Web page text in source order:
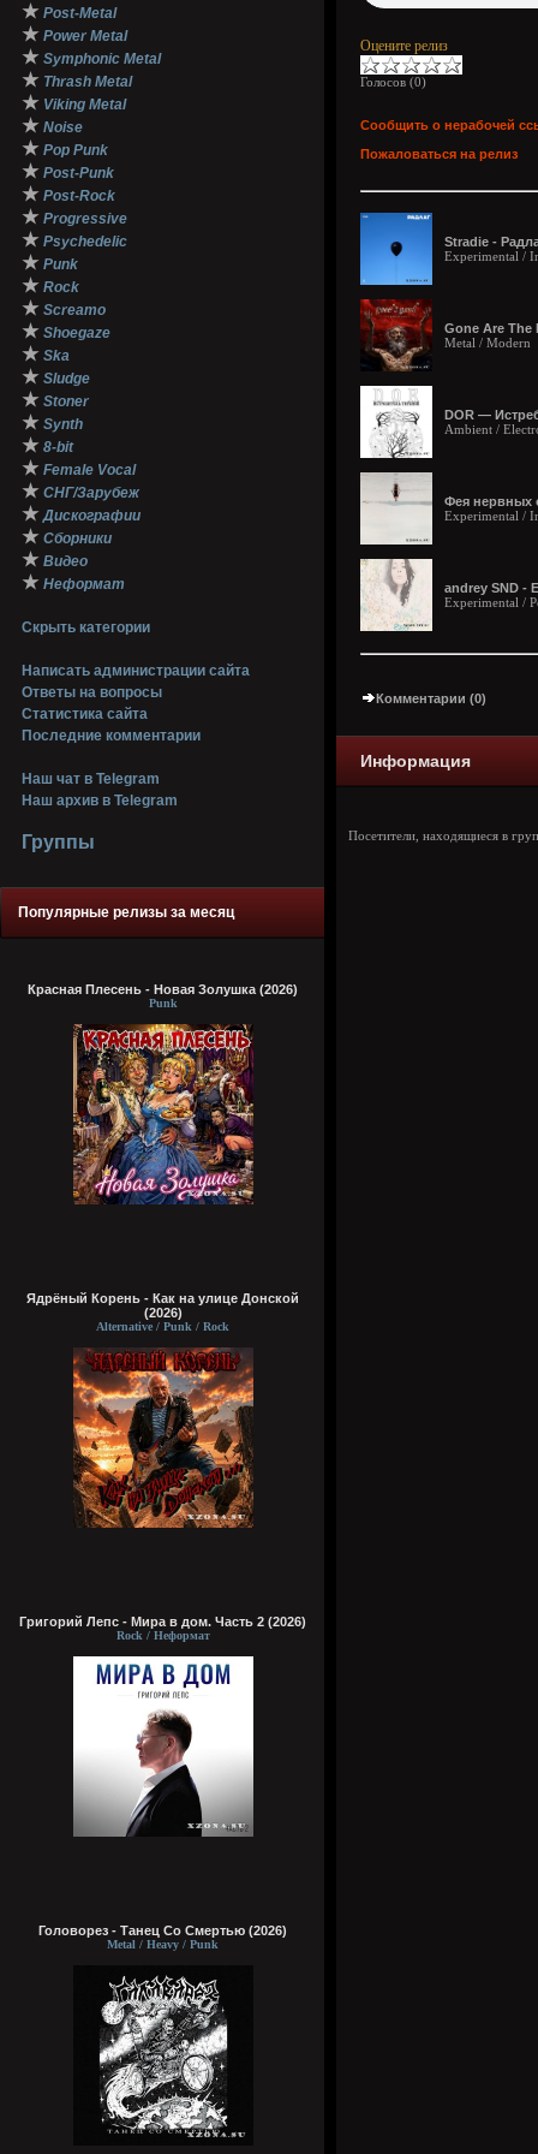
★ Post-Metal
★ Power Metal
★ Symphonic Metal
★ Thrash Metal
★ Viking Metal
★ Noise
★ Pop Punk
★ Post-Punk
★ Post-Rock
★ Progressive
★ Psychedelic
★ Punk
★ Rock
★ Screamo
★ Shoegaze
★ Ska
★ Sludge
★ Stoner
★ Synth
★ 8-bit
★ Female Vocal
★ СНГ/Зарубеж
★ Дискографии
★ Сборники
★ Видео
★ Неформат
Скрыть категории
Написать администрации сайта
Ответы на вопросы
Статистика сайта
Последние комментарии
Наш чат в Telegram
Наш архив в Telegram
Группы
Популярные релизы за месяц
Красная Плесень - Новая Золушка (2026)
Punk
Ядрёный Корень - Как на улице Донской
(2026)
Alternative / Punk / Rock
Григорий Лепс - Мира в дом. Часть 2 (2026)
Rock / Неформат
Головорез - Tанец Со Смертью (2026)
Metal / Heavy / Punk
Оцените релиз
Голосов (0)
Сообщить о нерабочей
Пожаловаться на релиз
Stradie -
Experimental /
Gone Are The
Metal / Modern
DOR —
Ambient /
Фея нервных
Experimental /
andrey SND -
Experimental /
Комментарии (0)
Информация
Посетители, находящиеся в